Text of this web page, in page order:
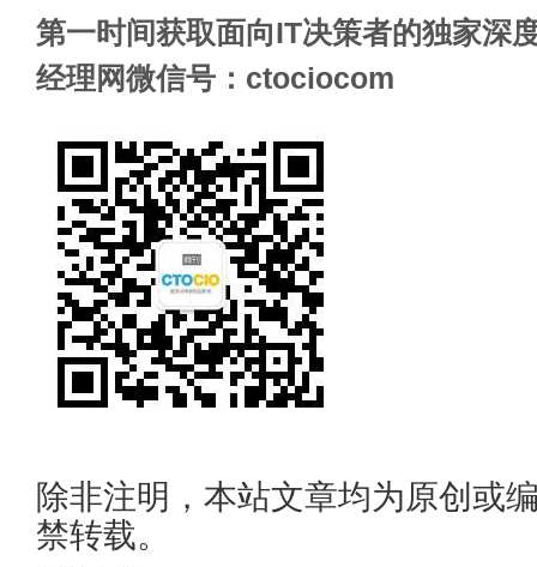
第一时间获取面向IT决策者的独家深
经理网微信号：ctociocom
除非注明，本站文章均为原创或
禁转载。